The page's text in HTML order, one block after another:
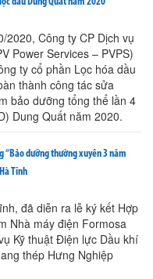
2020, Công ty CP Dịch vụ
Power Services – PVPS)
ty cổ phần Lọc hóa dầu
thành công tác sửa
bảo dưỡng tổng thể lần 4
Dung Quất năm 2020.
“Bảo dưỡng thường xuyên 3 năm
Tĩnh
đã diễn ra lễ ký kết Hợp
Nhà máy điện Formosa
Kỹ thuật Điện lực Dầu khí
thép Hưng Nghiệp